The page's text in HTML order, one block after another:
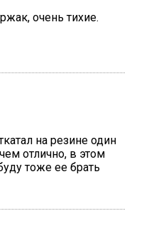
очень тихие.
на резине один
отлично, в этом
тоже ее брать